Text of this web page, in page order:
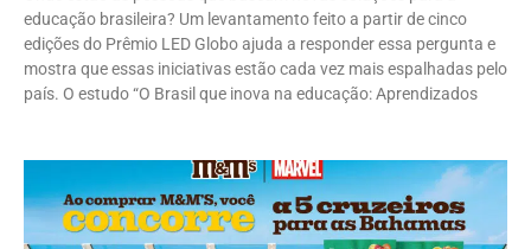
educação brasileira? Um levantamento feito a partir de cinco
edições do Prêmio LED Globo ajuda a responder essa pergunta e
mostra que essas iniciativas estão cada vez mais espalhadas pelo
país. O estudo “O Brasil que inova na educação: Aprendizados